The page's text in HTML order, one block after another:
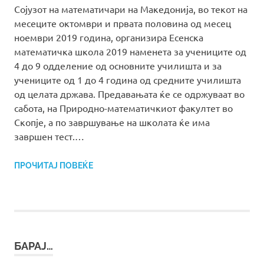
Сојузот на математичари на Македонија, во текот на
месеците октомври и првата половина од месец
ноември 2019 година, организира Есенска
математичка школа 2019 наменета за учениците од
4 до 9 одделение од основните училишта и за
учениците од 1 до 4 година од средните училишта
од целата држава. Предавањата ќе се одржуваат во
сабота, на Природно-математичкиот факултет во
Скопје, а по завршување на школата ќе има
завршен тест.…
ПРОЧИТАЈ ПОВЕЌЕ
БАРАЈ…